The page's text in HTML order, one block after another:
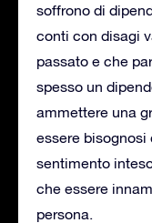
soffrono di
conti con disagi
passato e che
spesso un
ammettere una
essere bisognosi
sentimento
che essere
persona.